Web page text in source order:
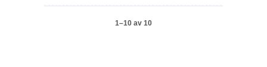
1–10 av 10